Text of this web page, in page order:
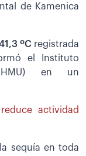
de Kamenica
ºCregistrada
el Instituto
en un
actividad
sequía en toda